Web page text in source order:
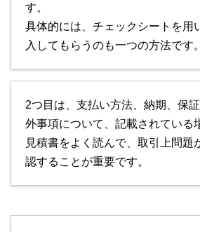
す。
具体的には、チェックシートを用
入してもらうのも一つの方法です。
2つ目は、支払い方法、納期、保
外事項について、記載されている
見積書をよく読んで、取引上問題
認することが重要です。